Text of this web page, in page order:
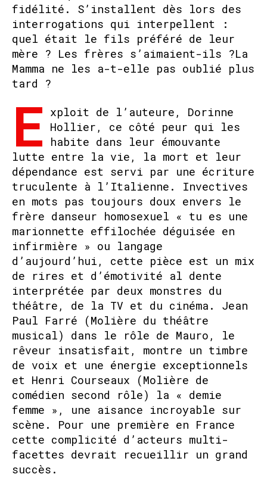
fidélité. S’installent dès lors des
interrogations qui interpellent :
quel était le fils préféré de leur
mère ? Les frères s’aimaient-ils ?La
Mamma ne les a-t-elle pas oublié plus
tard ?
E xploit de l’auteure, Dorinne
Hollier, ce côté peur qui les
habite dans leur émouvante
lutte entre la vie, la mort et leur
dépendance est servi par une écriture
truculente à l’Italienne. Invectives
en mots pas toujours doux envers le
frère danseur homosexuel « tu es une
marionnette effilochée déguisée en
infirmière » ou langage
d’aujourd’hui, cette pièce est un mix
de rires et d’émotivité al dente
interprétée par deux monstres du
théâtre, de la TV et du cinéma. Jean
Paul Farré (Molière du théâtre
musical) dans le rôle de Mauro, le
rêveur insatisfait, montre un timbre
de voix et une énergie exceptionnels
et Henri Courseaux (Molière de
comédien second rôle) la « demie
femme », une aisance incroyable sur
scène. Pour une première en France
cette complicité d’acteurs multi-
facettes devrait recueillir un grand
succès.